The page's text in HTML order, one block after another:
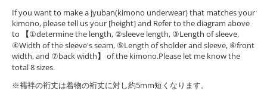
If you want to make a jyuban(kimono underwear) that matches your
kimono, please tell us your [height] and Refer to the diagram above
to
【①determine the length, ②sleeve length, ③Length of sleeve,
④Width of the sleeve's seam, ⑤Length of sholder and sleeve, ⑥front
width, and ⑦back width】 of the kimono.Please let me know the
total 8 sizes.
※襦袢の裄丈は着物の裄丈に対し約5mm短くなります。